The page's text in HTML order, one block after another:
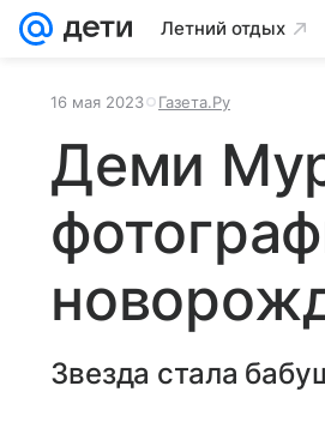
Летний отдых
16 мая 2023 Газета.Ру
Деми
Звезда стала